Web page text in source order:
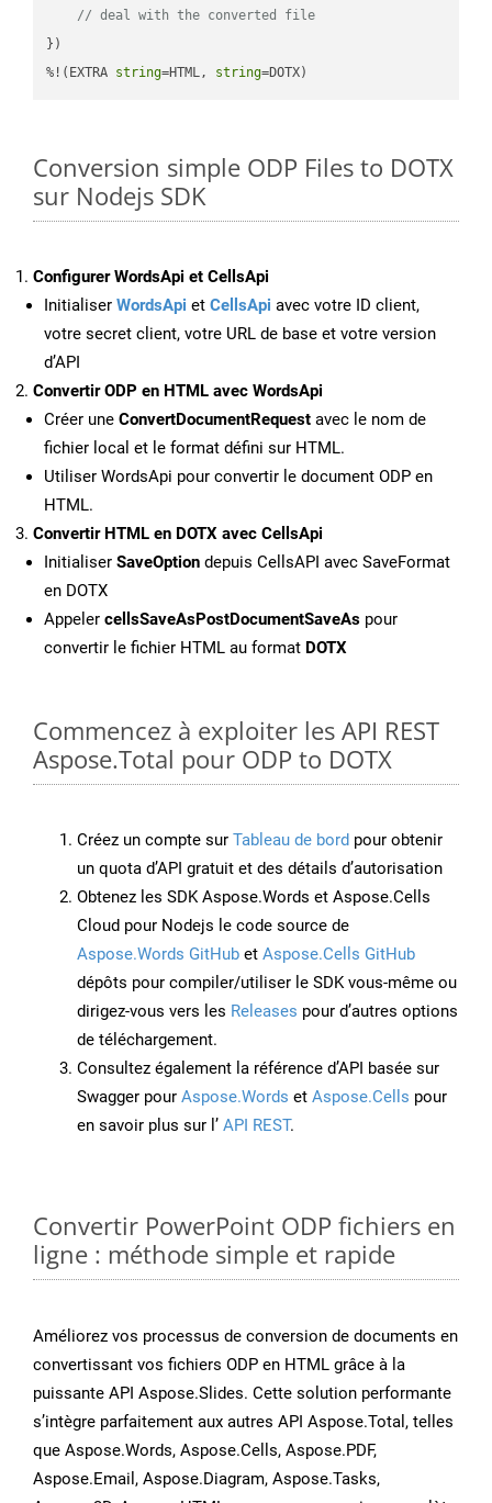
// deal with the converted file
})
%!(EXTRA string=HTML, string=DOTX)
Conversion simple ODP Files to DOTX
sur Nodejs SDK
Configurer WordsApi et CellsApi
Initialiser WordsApi et CellsApi avec votre ID client,
votre secret client, votre URL de base et votre version
d’API
Convertir ODP en HTML avec WordsApi
Créer une ConvertDocumentRequest avec le nom de
fichier local et le format défini sur HTML.
Utiliser WordsApi pour convertir le document ODP en
HTML.
Convertir HTML en DOTX avec CellsApi
Initialiser SaveOption depuis CellsAPI avec SaveFormat
en DOTX
Appeler cellsSaveAsPostDocumentSaveAs pour
convertir le fichier HTML au format DOTX
Commencez à exploiter les API REST
Aspose.Total pour ODP to DOTX
Créez un compte sur Tableau de bord pour obtenir
un quota d’API gratuit et des détails d’autorisation
Obtenez les SDK Aspose.Words et Aspose.Cells
Cloud pour Nodejs le code source de
Aspose.Words GitHub et Aspose.Cells GitHub
dépôts pour compiler/utiliser le SDK vous-même ou
dirigez-vous vers les Releases pour d’autres options
de téléchargement.
Consultez également la référence d’API basée sur
Swagger pour Aspose.Words et Aspose.Cells pour
en savoir plus sur l’ API REST.
Convertir PowerPoint ODP fichiers en
ligne : méthode simple et rapide
Améliorez vos processus de conversion de documents en
convertissant vos fichiers ODP en HTML grâce à la
puissante API Aspose.Slides. Cette solution performante
s’intègre parfaitement aux autres API Aspose.Total, telles
que Aspose.Words, Aspose.Cells, Aspose.PDF,
Aspose.Email, Aspose.Diagram, Aspose.Tasks,